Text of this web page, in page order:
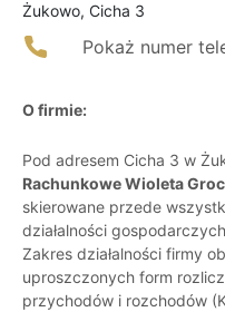
Żukowo, Cicha 3
Pokaż numer
O firmie:
Pod adresem Cicha 3 w
Rachunkowe Wioleta
skierowane przede
działalności
Zakres działalności firmy
uproszczonych form
przychodów i rozchodów